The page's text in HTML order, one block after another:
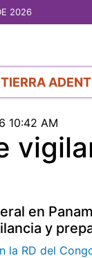
2026
TIERRA
10:42 AM
en
y
la RD del